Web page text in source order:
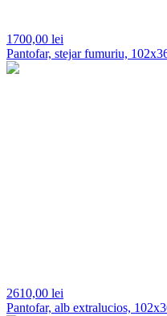
1700,00 lei
Pantofar, stejar fumuriu,
2610,00 lei
Pantofar, alb extralucios,